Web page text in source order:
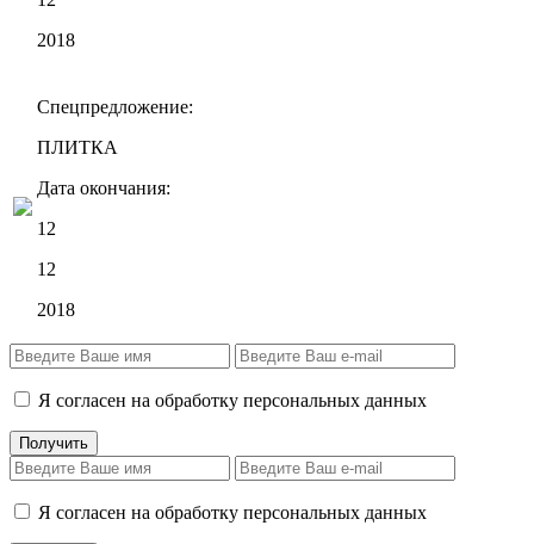
2018
Спецпредложение:
ПЛИТКА
Дата окончания:
12
12
2018
Я согласен на обработку персональных данных
Я согласен на обработку персональных данных